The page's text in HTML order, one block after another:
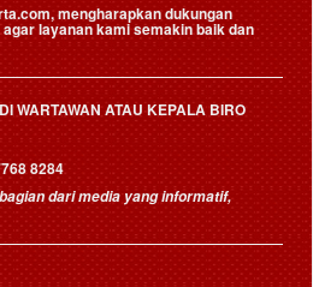
mengharapkan dukungan
layanan kami semakin baik dan
WARTAWAN ATAU KEPALA BIRO
8284
dari media yang informatif,